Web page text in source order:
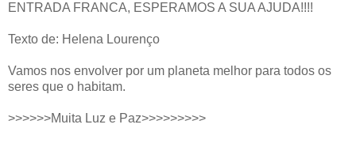
ENTRADA FRANCA, ESPERAMOS A SUA AJUDA!!!!
Texto de: Helena Lourenço
Vamos nos envolver por um planeta melhor para todos os
seres que o habitam.
>>>>>>Muita Luz e Paz>>>>>>>>>